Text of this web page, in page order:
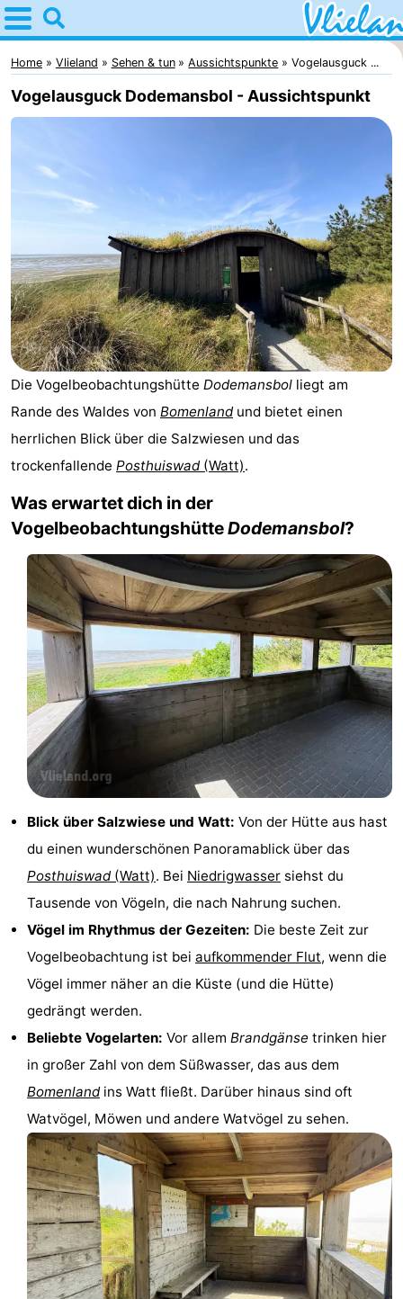
Home
Vlieland
Tipps
kindern
Oost-
Übernachten
Appartements
-
Vlieduyn
Campingplätze
Lastminutes
Strand
tun
Museen
Denkmäler
Aussichtspunkte
Attraktionen
Rundfahrten
Spielplätze
Natur
Führungen
Sport
Radfahren
Wandern
-
Reiten
Wattwandern
Sportangeln
Seehunden
Essen
und
trinken
Veranstaltungen
Praktisch
Home Vlieland Sehen & tun Aussichtspunkte Vogelausguck ...
Vogelausguck Dodemansbol - Aussichtspunkt
Die Vogelbeobachtungshütte Dodemansbol liegt am
Rande des Waldes von Bomenlandund bietet einen
herrlichen Blick über die Salzwiesen und das
trockenfallende Posthuiswad(Watt).
Was erwartet dich in der
VogelbeobachtungshütteDodemansbol?
Blick über Salzwiese und Watt: Von der Hütte aus hast
du einen wunderschönen Panoramablick über das
Posthuiswad(Watt). Bei Niedrigwasser siehst du
Tausende von Vögeln, die nach Nahrung suchen.
Vögel im Rhythmus der Gezeiten: Die beste Zeit zur
Vogelbeobachtung ist bei aufkommender Flut, wenn die
Vögel immer näher an die Küste (und die Hütte)
gedrängt werden.
Beliebte Vogelarten: Vor allem Brandgänse trinken hier
in großer Zahl von dem Süßwasser, das aus dem
Bomenlandins Watt fließt. Darüber hinaus sind oft
Watvögel, Möwen und andere Watvögel zu sehen.